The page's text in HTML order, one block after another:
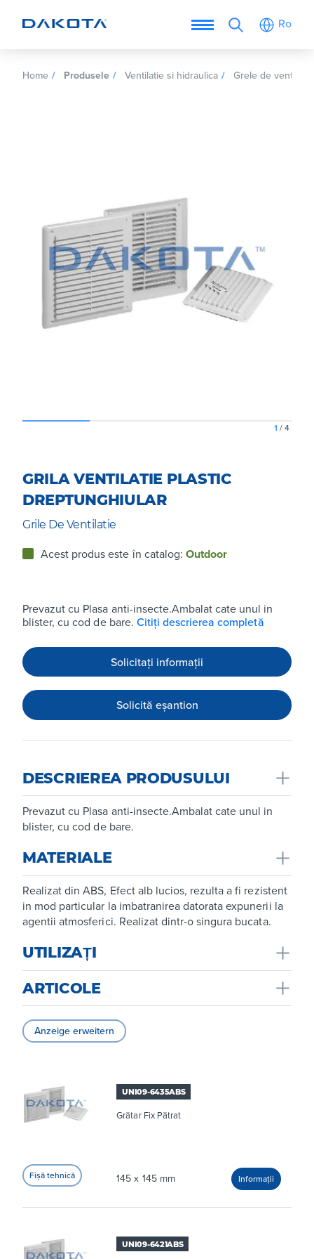
Ro
Home Produsele Ventilatie si hidraulica Grele de ventilare
1 /4
GRILA VENTILATIE PLASTIC
DREPTUNGHIULAR
Grile De Ventilatie
Acest produs este în catalog: Outdoor
Prevazut cu Plasa anti-insecte.Ambalat cate unul in
blister, cu cod de bare. Citiți descrierea completă
Solicitați informații
Solicită eșantion
DESCRIEREA PRODUSULUI
Prevazut cu Plasa anti-insecte.Ambalat cate unul in
blister, cu cod de bare.
MATERIALE
Realizat din ABS, Efect alb lucios, rezulta a fi rezistent
in mod particular la imbatranirea datorata expunerii la
agentii atmosferici. Realizat dintr-o singura bucata.
UTILIZAȚI
Favorizeaza circulatia aerului intre spatiile interne si
condensului si a mucegaiului.
ARTICOLE
Anzeige erweitern
UNI09-6435ABS
Grătar Fix Pătrat
145 x 145 mm
UNI09-6421ABS